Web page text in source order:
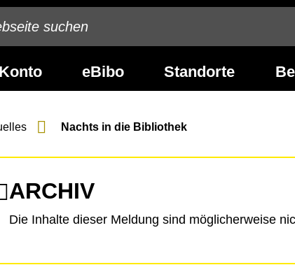
eBibo Standorte
Nachts in die Bibliothek
ARCHIV
Die Inhalte dieser Meldung sind möglicherweise